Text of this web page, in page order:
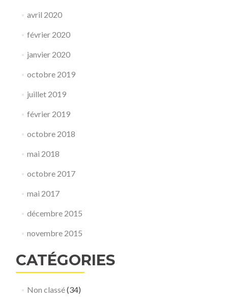
avril 2020
février 2020
janvier 2020
octobre 2019
juillet 2019
février 2019
octobre 2018
mai 2018
octobre 2017
mai 2017
décembre 2015
novembre 2015
CATÉGORIES
Non classé(34)